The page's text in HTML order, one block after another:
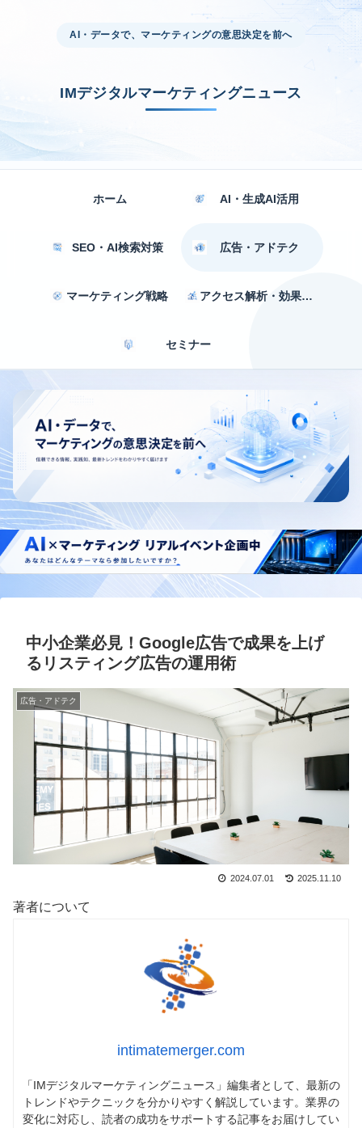
AI・データで、マーケティングの意思決定を前へ
IMデジタルマーケティングニュース
ホーム AI・生成AI活用
SEO・AI検索対策 広告・アドテク
マーケティング戦略 アクセス解析・効果測定
セミナー
中小企業必見！Google広告で成果を上げ
るリスティング広告の運用術
広告・アドテク
2024.07.01 2025.11.10
著者について
intimatemerger.com
「IMデジタルマーケティングニュース」編集者として、最新の
トレンドやテクニックを分かりやすく解説しています。業界の
変化に対応し、読者の成功をサポートする記事をお届けしてい